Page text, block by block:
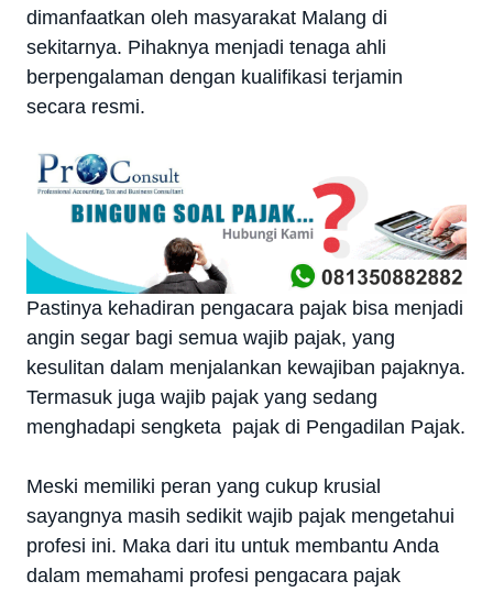
dimanfaatkan oleh masyarakat Malang di
sekitarnya. Pihaknya menjadi tenaga ahli
berpengalaman dengan kualifikasi terjamin
secara resmi.
Pastinya kehadiran pengacara pajak bisa menjadi
angin segar bagi semua wajib pajak, yang
kesulitan dalam menjalankan kewajiban pajaknya.
Termasuk juga wajib pajak yang sedang
menghadapi sengketa pajak di Pengadilan Pajak.
Meski memiliki peran yang cukup krusial
sayangnya masih sedikit wajib pajak mengetahui
profesi ini. Maka dari itu untuk membantu Anda
dalam memahami profesi pengacara pajak